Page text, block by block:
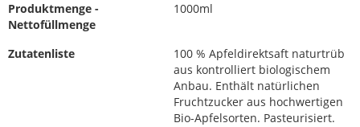
Produktmenge -
Nettofüllmenge
1000ml
Zutatenliste
100 % Apfeldirektsaft naturtrüb
aus kontrolliert biologischem
Anbau. Enthält natürlichen
Fruchtzucker aus hochwertigen
Bio-Apfelsorten. Pasteurisiert.